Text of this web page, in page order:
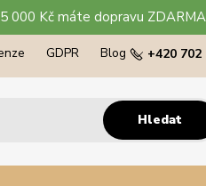
000 Kč máte dopravu ZDARMA
GDPR Blog
Hledat
+420 702